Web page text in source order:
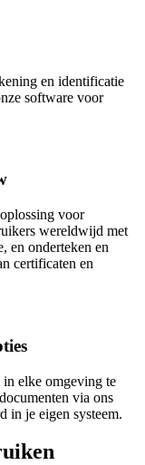
en identificatie
software voor
voor
wereldwijd met
en onderteken en
certificaten en
elke omgeving te
via ons
in je eigen systeem.